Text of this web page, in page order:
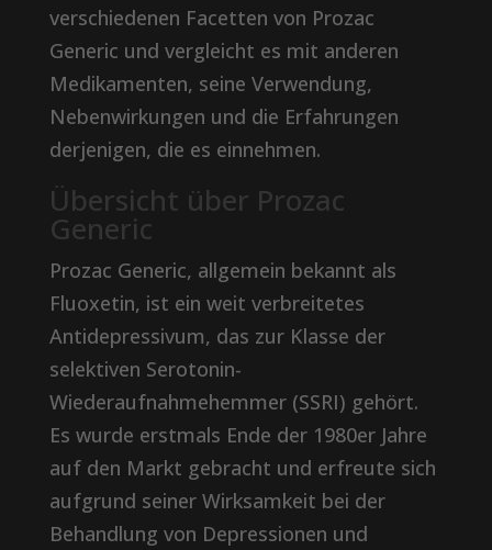
verschiedenen Facetten von Prozac
Generic und vergleicht es mit anderen
Medikamenten, seine Verwendung,
Nebenwirkungen und die Erfahrungen
derjenigen, die es einnehmen.
Übersicht über Prozac
Generic
Prozac Generic, allgemein bekannt als
Fluoxetin, ist ein weit verbreitetes
Antidepressivum, das zur Klasse der
selektiven Serotonin-
Wiederaufnahmehemmer (SSRI) gehört.
Es wurde erstmals Ende der 1980er Jahre
auf den Markt gebracht und erfreute sich
aufgrund seiner Wirksamkeit bei der
Behandlung von Depressionen und